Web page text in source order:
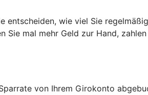
wie viel Sie
mal mehr Geld zur Hand,
von Ihrem Girokonto